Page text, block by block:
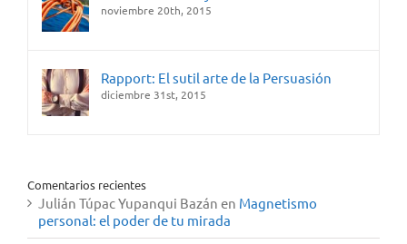
noviembre 20th, 2015
Rapport: El sutil arte de la Persuasión
diciembre 31st, 2015
Comentarios recientes
Julián Túpac Yupanqui Bazán en Magnetismo
personal: el poder de tu mirada